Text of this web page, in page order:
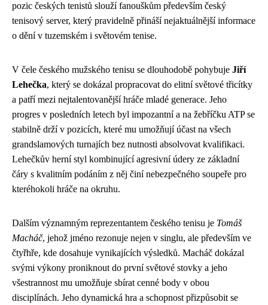
pozic českých tenistů slouží fanouškům především český
tenisový server, který pravidelně přináší nejaktuálnější informace
o dění v tuzemském i světovém tenise.
V čele českého mužského tenisu se dlouhodobě pohybuje Jiří
Lehečka, který se dokázal propracovat do elitní světové třicítky
a patří mezi nejtalentovanější hráče mladé generace. Jeho
progres v posledních letech byl impozantní a na žebříčku ATP se
stabilně drží v pozicích, které mu umožňují účast na všech
grandslamových turnajích bez nutnosti absolvovat kvalifikaci.
Lehečkův herní styl kombinující agresivní údery ze základní
čáry s kvalitním podáním z něj činí nebezpečného soupeře pro
kteréhokoli hráče na okruhu.
Dalším významným reprezentantem českého tenisu je Tomáš
Macháč, jehož jméno rezonuje nejen v singlu, ale především ve
čtyřhře, kde dosahuje vynikajících výsledků. Macháč dokázal
svými výkony proniknout do první světové stovky a jeho
všestrannost mu umožňuje sbírat cenné body v obou
disciplínách. Jeho dynamická hra a schopnost přizpůsobit se